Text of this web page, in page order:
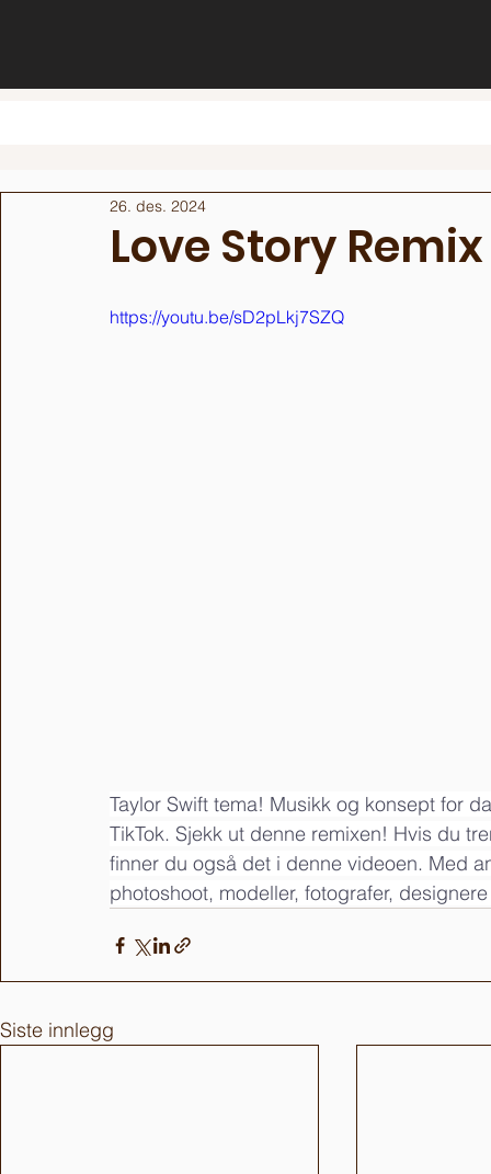
Love Story Remix
26. des. 2024
https://youtu.be/sD2pLkj7SZQ
Taylor Swift tema! Musikk og konsept for
TikTok. Sjekk ut denne remixen! Hvis du
finner du også det i denne videoen. Med
photoshoot, modeller, fotografer,
Siste innlegg